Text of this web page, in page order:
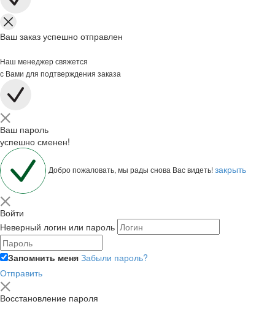
Ваш заказ успешно отправлен
Наш менеджер свяжется
с Вами для подтверждения заказа
Ваш пароль
успешно сменен!
Добро пожаловать, мы рады снова Вас видеть!закрыть
Войти
Неверный логин или пароль
Запомнить меня Забыли пароль?
Отправить
Восстановление пароля